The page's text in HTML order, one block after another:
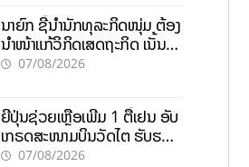
ນາຍົກ ຊີ້ນຳນັກທຸລະກິດໜຸ່ມ ຕ້ອງ
ນຳໜ້າແກ້ວິກິດເສດຖະກິດ ເນັ້ນດຶງ
ທຶນສາກົນ, ຫັນສູ່ດິຈິຕອນ
07/08/2026
ຍີ່ປຸ່ນຊ່ວຍເຫຼືອເພີ່ມ 1 ຕື້ເຢນ ອັບ
ເກຣດສະໜາມບິນວັດໄຕ ຮັບຮອງ
ການເຕີບໂຕ
07/08/2026